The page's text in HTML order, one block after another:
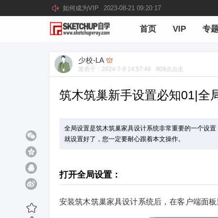
如何成为VIP 2023-08-21 09:20:17
首页 VIP 专
少校-LA
发表于： 2024-7-9 14:57:48 809次点击
筑木筑巢新手设置必知01|全
全局设置是筑木筑巢家具设计系统非常重要的一个设
就设置好了，您一定要耐心跟着本文操作。
打开全局设置：
安装筑木筑巢家具设计系统后，在客户端面板